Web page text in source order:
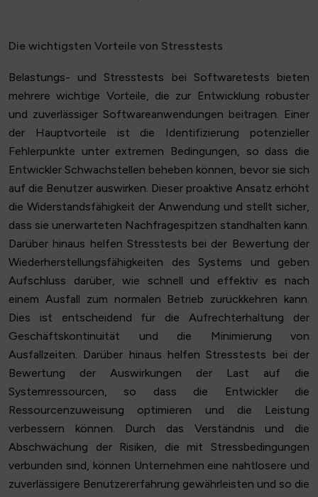
Die wichtigsten Vorteile von Stresstests
Belastungs- und Stresstests bei Softwaretests bieten
mehrere wichtige Vorteile, die zur Entwicklung robuster
und zuverlässiger Softwareanwendungen beitragen. Einer
der Hauptvorteile ist die Identifizierung potenzieller
Fehlerpunkte unter extremen Bedingungen, so dass die
Entwickler Schwachstellen beheben können, bevor sie sich
auf die Benutzer auswirken. Dieser proaktive Ansatz erhöht
die Widerstandsfähigkeit der Anwendung und stellt sicher,
dass sie unerwarteten Nachfragespitzen standhalten kann.
Darüber hinaus helfen Stresstests bei der Bewertung der
Wiederherstellungsfähigkeiten des Systems und geben
Aufschluss darüber, wie schnell und effektiv es nach
einem Ausfall zum normalen Betrieb zurückkehren kann.
Dies ist entscheidend für die Aufrechterhaltung der
Geschäftskontinuität und die Minimierung von
Ausfallzeiten. Darüber hinaus helfen Stresstests bei der
Bewertung der Auswirkungen der Last auf die
Systemressourcen, so dass die Entwickler die
Ressourcenzuweisung optimieren und die Leistung
verbessern können. Durch das Verständnis und die
Abschwächung der Risiken, die mit Stressbedingungen
verbunden sind, können Unternehmen eine nahtlosere und
zuverlässigere Benutzererfahrung gewährleisten und so die